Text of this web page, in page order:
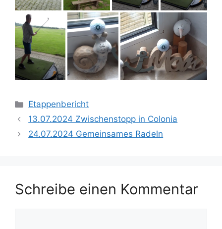
Kategorien
Etappenbericht
13.07.2024 Zwischenstopp in Colonia
24.07.2024 Gemeinsames Radeln
Schreibe einen Kommentar